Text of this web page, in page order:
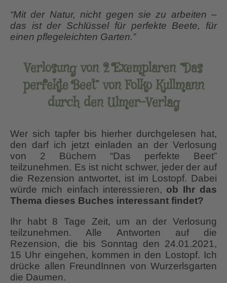
“Mit der Natur, nicht gegen sie zu arbeiten –
das ist der Schlüssel für perfekte Beete, für
einen pflegeleichten Garten.”
Verlosung von 2 Exemplaren “Das
perfekte Beet” von Folko Kullmann
durch den Ulmer-Verlag
Wer sich tapfer bis hierher durchgelesen hat,
den darf ich jetzt einladen an der Verlosung
von 2 Büchern “Das perfekte Beet”
teilzunehmen. Es ist nicht schwer, jeder der auf
die Rezension antwortet, ist im Lostopf. Dabei
würde mich einfach interessieren, ob Ihr das
Thema dieses Buches interessant findet?
Ihr habt 8 Tage Zeit, um an der Verlosung
teilzunehmen. Alle Antworten auf die
Rezension, die bis Sonntag den 24.01.2021,
15 Uhr eingehen, kommen in den Lostopf. Ich
drücke allen FreundInnen von Wurzerlsgarten
die Daumen.